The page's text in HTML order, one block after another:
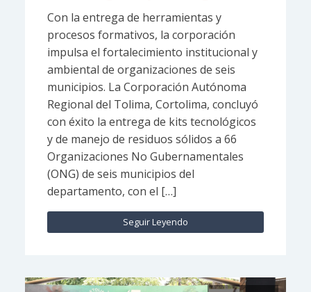
Con la entrega de herramientas y
procesos formativos, la corporación
impulsa el fortalecimiento institucional y
ambiental de organizaciones de seis
municipios. La Corporación Autónoma
Regional del Tolima, Cortolima, concluyó
con éxito la entrega de kits tecnológicos
y de manejo de residuos sólidos a 66
Organizaciones No Gubernamentales
(ONG) de seis municipios del
departamento, con el […]
Seguir Leyendo